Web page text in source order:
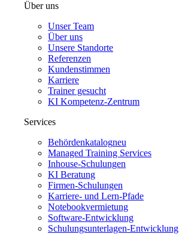
Über uns
Unser Team
Über uns
Unsere Standorte
Referenzen
Kundenstimmen
Karriere
Trainer gesucht
KI Kompetenz-Zentrum
Services
Behördenkatalogneu
Managed Training Services
Inhouse-Schulungen
KI Beratung
Firmen-Schulungen
Karriere- und Lern-Pfade
Notebookvermietung
Software-Entwicklung
Schulungsunterlagen-Entwicklung